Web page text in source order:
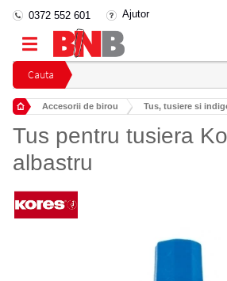
Cauta
0372 552 601 Ajutor
Accesorii de birou Tus, tusiere si
Tus pentru tusiera
albastru